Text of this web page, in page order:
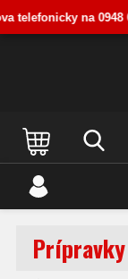
telefonicky na 0948